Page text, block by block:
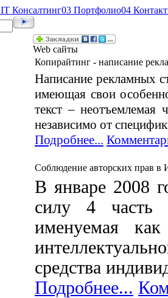
IT Консалтинг03 Портфолио04
Web сайты
Копирайтинг - написание
Написание рекламных
имеющая свои
текст – неотъемлемая
независимо от
Подробнее...
Соблюдение авторских прав в
В январе 2008
силу 4 часть
именуемая
средства
Подробнее...